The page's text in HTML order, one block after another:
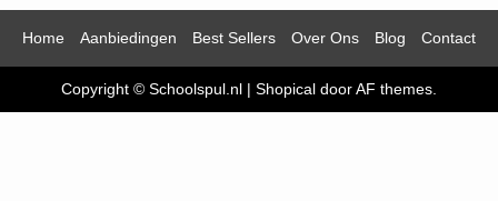
Home Aanbiedingen Best Sellers Over Ons Blog Contact
Copyright © Schoolspul.nl | Shopical door AF themes.